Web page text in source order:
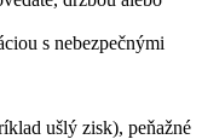
s nebezpečnými
ušlý zisk), peňažné